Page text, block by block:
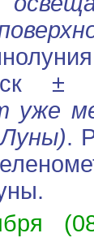
±
уже
.